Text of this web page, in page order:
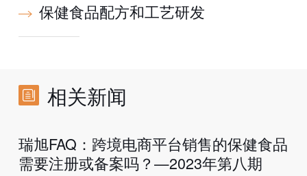
保健食品配方和工艺研发
相关新闻
瑞旭FAQ：跨境电商平台销售的保健食品
需要注册或备案吗？—2023年第八期